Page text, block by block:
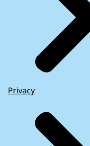
Privacy